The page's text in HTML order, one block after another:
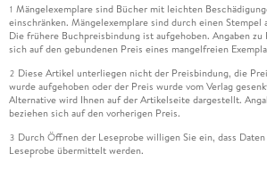
1 Mängelexemplare sind Bücher mit leichten
einschränken. Mängelexemplare sind durch einen Stempel
Die frühere Buchpreisbindung ist aufgehoben. Angaben zu
sich auf den gebundenen Preis eines mangelfreien
2 Diese Artikel unterliegen nicht der Preisbindung, die
wurde aufgehoben oder der Preis wurde vom Verlag
Alternative wird Ihnen auf der Artikelseite dargestellt.
beziehen sich auf den vorherigen Preis.
3 Durch Öffnen der Leseprobe willigen Sie ein, dass
Leseprobe übermittelt werden.